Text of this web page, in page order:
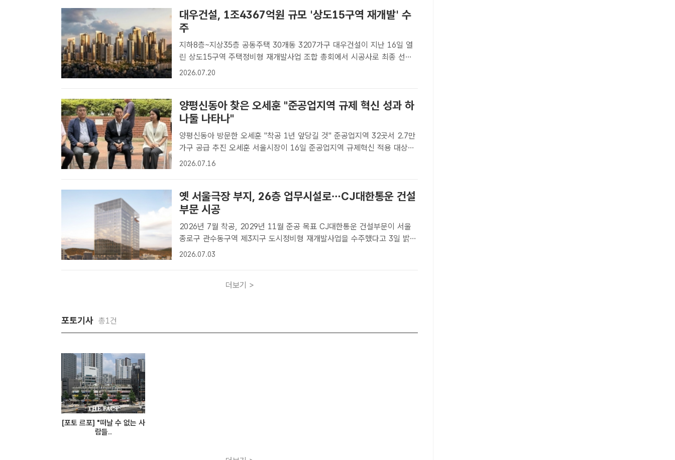
대우건설, 1조4367억원 규모 '상도15구역 재개발' 수
주
지하8층~지상35층 공동주택 30개동 3207가구 대우건설이 지난 16일 열
린 상도15구역 주택정비형 재개발사업 조합 총회에서 시공사로 최종 선정
됐다. /대우건설[더팩트｜이중삼 기자] 대우건설은 지난 16일 열린 상도15
2026.07.20
양평신동아 찾은 오세훈 "준공업지역 규제 혁신 성과 하
나둘 나타나"
양평신동아 방문한 오세훈 "착공 1년 앞당길 것" 준공업지역 32곳서 2.7만
가구 공급 추진 오세훈 서울시장이 16일 준공업지역 규제혁신 적용 대상지
인 서울 영등포구 양평신동아아파트 재건축 현장을 찾아 사업 추진상황을
2026.07.16
옛 서울극장 부지, 26층 업무시설로…CJ대한통운 건설
부문 시공
2026년 7월 착공, 2029년 11월 준공 목표 CJ대한통운 건설부문이 서울
종로구 관수동구역 제3지구 도시정비형 재개발사업을 수주했다고 3일 밝혔
다. 사업지는 옛 서울극장이 자리하던 곳으로, CJ대한통운 건설부문은 장소
2026.07.03
더보기 >
포토기사 총1건
[포토 르포] "떠날 수 없는 사
람들..